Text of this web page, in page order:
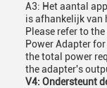
A3: Het aantal
is afhankelijk van
Please refer to
Power Adapter
the total power
the adapter's
V4: Ondersteunt